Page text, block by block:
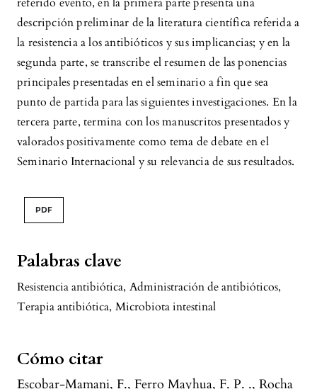
Palabras clave
Resistencia antibiótica, Administración de antibióticos,
Terapia antibiótica, Microbiota intestinal
Cómo citar
Escobar-Mamani, F., Ferro Mayhua, F. P. ., Rocha
descripción preliminar de la literatura científica referida a
la resistencia a los antibióticos y sus implicancias; y en la
segunda parte, se transcribe el resumen de las ponencias
principales presentadas en el seminario a fin que sea
punto de partida para las siguientes investigaciones. En la
tercera parte, termina con los manuscritos presentados y
valorados positivamente como tema de debate en el
Seminario Internacional y su relevancia de sus resultados.
PDF